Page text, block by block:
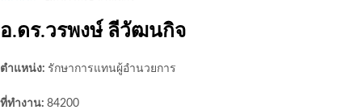
อ.ดร.วรพงษ์ ลีวัฒนกิจ
ตำแหน่ง: รักษาการแทนผู้อำนวยการ
ที่ทำงาน: 84200